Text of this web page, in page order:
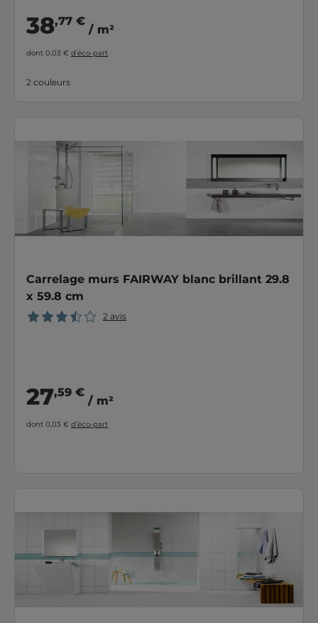
38,77 €
/ m²
dont 0,03 € d’éco-part
2 couleurs
Carrelage murs FAIRWAY blanc brillant 29.8
x 59.8 cm
2 avis
27,59 €
/ m²
dont 0,03 € d’éco-part